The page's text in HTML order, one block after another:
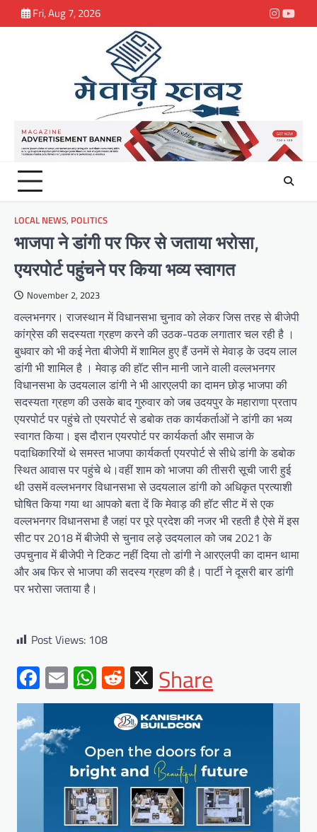
to
Fri, Aug 7, 2026
LOCAL NEWS, POLITICS
भाजपा ने डांगी पर फिर से जताया भरोसा,
एयरपोर्ट पहुंचने पर किया भव्य स्वागत
November 2, 2023
वल्लभनगर। राजस्थान में विधानसभा चुनाव को लेकर जिस तरह से बीजेपी
कांग्रेस की सदस्यता ग्रहण करने की उठक-पठक लगातार चल रही है ।
बुधवार को भी कई नेता बीजेपी में शामिल हुए हैं उनमें से मेवाड़ के उदय लाल
डांगी भी शामिल है । मेवाड़ की हॉट सीन मानी जाने वाली वल्लभनगर
विधानसभा के उदयलाल डांगी ने भी आरएलपी का दामन छोड़ भाजपा की
सदस्यता ग्रहण की उसके बाद गुरुवार को जब उदयपुर के महाराणा प्रताप
एयरपोर्ट पर पहुंचे तो एयरपोर्ट से डबोक तक कार्यकर्ताओं ने डांगी का भव्य
स्वागत किया। इस दौरान एयरपोर्ट पर कार्यकर्ता और समाज के
पदाधिकारियों थे समस्त भाजपा कार्यकर्ता एयरपोर्ट से सीधे डांगी के डबोक
स्थित आवास पर पहुंचे थे।वहीं शाम को भाजपा की तीसरी सूची जारी हुई
थी उसमें वल्लभनगर विधानसभा से उदयलाल डांगी को अधिकृत प्रत्याशी
घोषित किया गया था आपको बता दें कि मेवाड़ की हॉट सीट में से एक
वल्लभनगर विधानसभा है जहां पर पूरे प्रदेश की नजर भी रहती है ऐसे में इस
सीट पर 2018 में बीजेपी से चुनाव लड़े उदयलाल को जब 2021 के
उपचुनाव में बीजेपी ने टिकट नहीं दिया तो डांगी ने आरएलपी का दामन थामा
और अब फिर से भाजपा की सदस्य ग्रहण की है। पार्टी ने दूसरी बार डांगी
पर भरोसा जताया है।
Post Views: 108
Facebook
EmailWhatsApp
Reddit
X
Share